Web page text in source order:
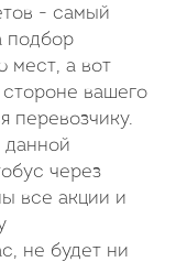
- самый
подбор
мест, а вот
вашего
перевозчику.
данной
через
все акции и
не будет ни